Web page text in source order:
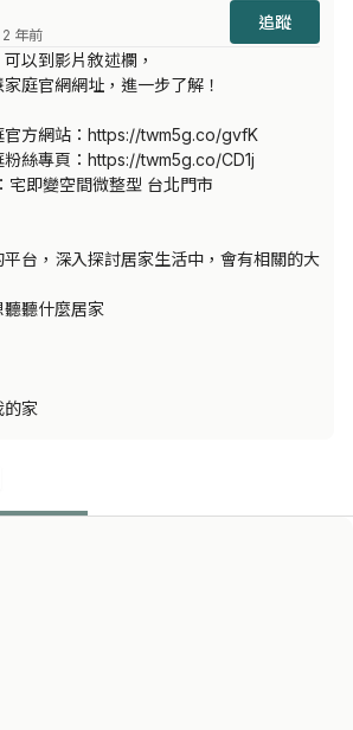
2 年前
追蹤
以到影片敘述欄，
庭官網網址，進一步了解！
官方網站：https://twm5g.co/gvfK
粉絲專頁：https://twm5g.co/CD1j
宅即變空間微整型 台北門市
台，深入探討居家生活中，會有相關的大
聽什麼居家
的家